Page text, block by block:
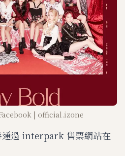
| official.izone
通過 interpark 售票網站在